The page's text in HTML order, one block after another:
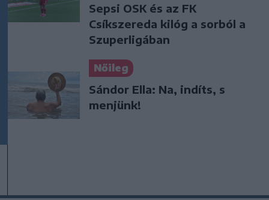
Sepsi OSK és az FK
Csíkszereda kilóg a sorból a
Szuperligában
Nőileg
Sándor Ella: Na, indíts, s
menjünk!